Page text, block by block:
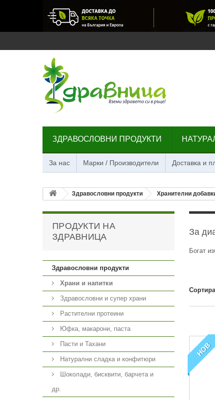
ЗДРАВОСЛОВНИ ПРОДУКТИ
За нас Марки / Производители Доставка и
Здравословни продукти Хранителни
ПРОДУКТИ НА
ЗДРАВНИЦА
Здравословни продукти
Храни и напитки
Здравословни и супер храни
Растителни протеини
Юфка, макарони, паста
Пасти и Тахани
Натурални сладка и конфитюри
Шоколади, бисквити, барчета и
др.
За
Богат
НОВ